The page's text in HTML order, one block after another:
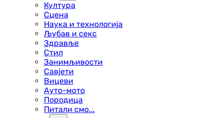
Култура
Сцена
Наука и технологија
Љубав и секс
Здравље
Стил
Занимљивости
Савјети
Вицеви
Ауто-мото
Породица
Питали смо...